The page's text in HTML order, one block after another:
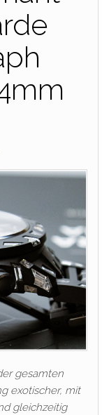
gesamten
exotischer, mit
gleichzeitig